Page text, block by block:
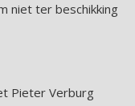
niet ter beschikking
Pieter Verburg